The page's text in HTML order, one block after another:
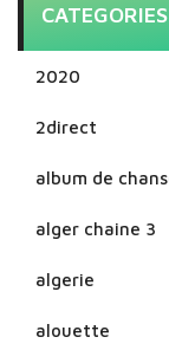
CATEGORIES
2020
2direct
album de
alger chaine 3
algerie
alouette